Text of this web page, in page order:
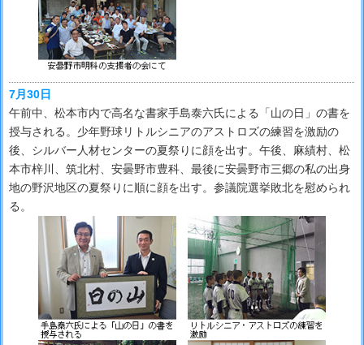
7月30日
午前中、松本市内で高名な書家手島泰六氏による「山の日」の書を
授与される。少年野球リトルシニアのアストロズの練習を激励の
後、シルバー人材センターの夏祭りに顔を出す。午後、麻績村、松
本市梓川、筑北村、安曇野市豊科、最後に安曇野市三郷の私の出身
地の野沢地区の夏祭りに順に顔を出す。参議院選挙敗北を慰められ
る。